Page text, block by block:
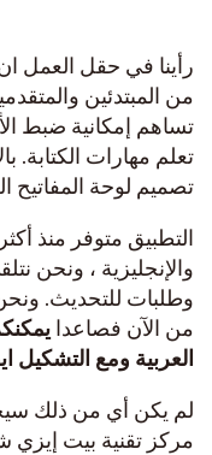
من المبتدئين
تساهم إمكانية ضبط
تعلم مهارات الكتابة.
تصميم لوحة المفاتيح
التطبيق متوفر منذ
والإنجليزية ، ونحن
وطلبات للتحديث.
من الآن فصاعدا
العربية ومع التشكيل
لم يكن أي من ذلك
مركز تقنية بيت إيزي